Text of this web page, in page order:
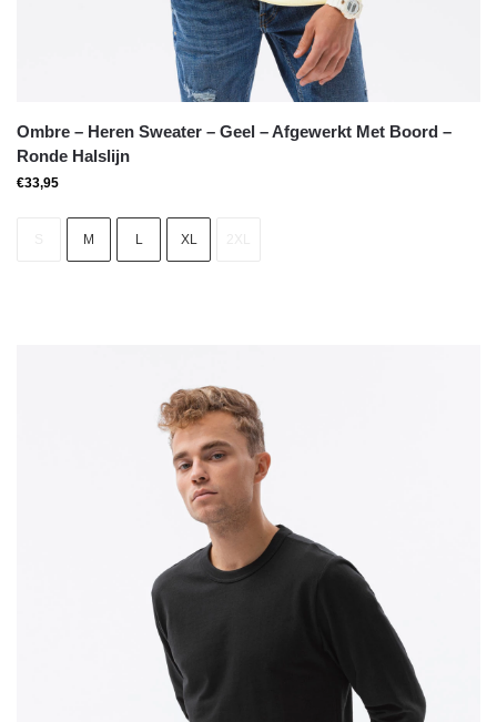
Ombre – Heren Sweater – Geel – Afgewerkt Met Boord –
Ronde Halslijn
€33,95
M L XL